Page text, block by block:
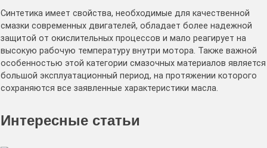
Синтетика имеет свойства, необходимые для качественной
смазки современных двигателей, обладает более надежной
защитой от окислительных процессов и мало реагирует на
высокую рабочую температуру внутри мотора. Также важной
особенностью этой категории смазочных материалов является
большой эксплуатационный период, на протяжении которого
сохраняются все заявленные характеристики масла.
Интересные статьи